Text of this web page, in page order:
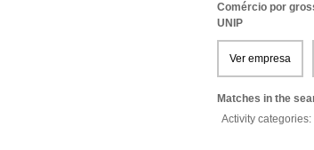
Comércio por
UNIP
Ver empresa
Matches in the
Activity categories: